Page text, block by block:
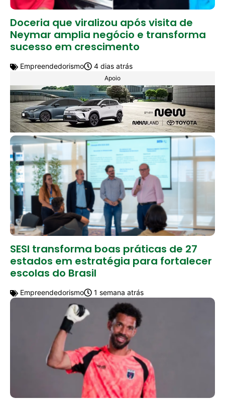
Doceria que viralizou após visita de
Neymar amplia negócio e transforma
sucesso em crescimento
Empreendedorismo 4 dias atrás
Apoio
SESI transforma boas práticas de 27
estados em estratégia para fortalecer
escolas do Brasil
Empreendedorismo 1 semana atrás